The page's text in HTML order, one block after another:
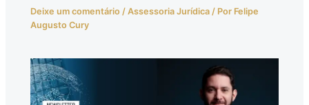
Deixe um comentário /Assessoria Jurídica / Por Felipe
Augusto Cury